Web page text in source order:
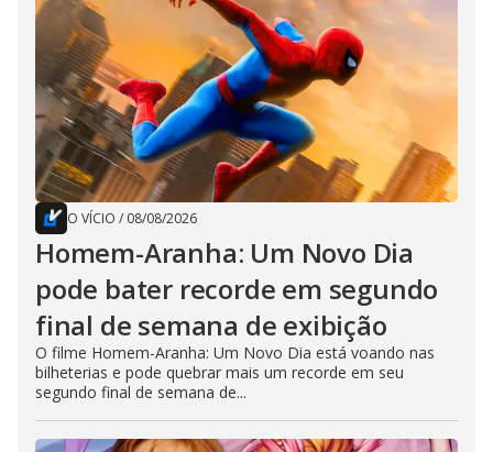
O VÍCIO / 08/08/2026
Homem-Aranha: Um Novo Dia
pode bater recorde em segundo
final de semana de exibição
O filme Homem-Aranha: Um Novo Dia está voando nas
bilheterias e pode quebrar mais um recorde em seu
segundo final de semana de...